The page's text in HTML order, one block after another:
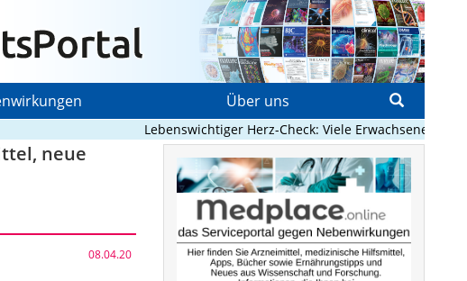
Über uns
Lebenswichtiger Herz-Check: Viele Erwachsene mit
neue
08.04.20